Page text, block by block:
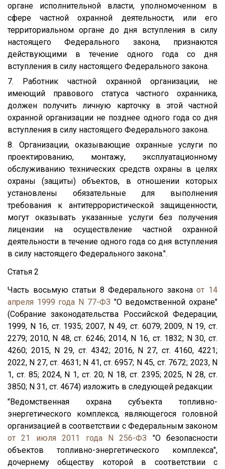
органе исполнительной власти, уполномоченном в
сфере частной охранной деятельности, или его
территориальном органе до дня вступления в силу
настоящего Федерального закона, признаются
действующими в течение одного года со дня
вступления в силу настоящего Федерального закона.
7. Работник частной охранной организации, не
имеющий правового статуса частного охранника,
должен получить личную карточку в этой частной
охранной организации не позднее одного года со дня
вступления в силу настоящего Федерального закона.
8. Организации, оказывающие охранные услуги по
проектированию, монтажу, эксплуатационному
обслуживанию технических средств охраны в целях
охраны (защиты) объектов, в отношении которых
установлены обязательные для выполнения
требования к антитеррористической защищенности,
могут оказывать указанные услуги без получения
лицензии на осуществление частной охранной
деятельности в течение одного года со дня вступления
в силу настоящего Федерального закона.".
Статья 2
Часть восьмую статьи 8 Федерального законаот 14
апреля 1999 года N 77-ФЗ "О ведомственной охране"
(Собрание законодательства Российской Федерации,
1999, N 16, ст. 1935; 2007, N 49, ст. 6079; 2009, N 19, ст.
2279; 2010, N 48, ст. 6246; 2014, N 16, ст. 1832; N 30, ст.
4260; 2015, N 29, ст. 4342; 2016, N 27, ст. 4160, 4221;
2022, N 27, ст. 4631; N 41, ст. 6957; N 45, ст. 7672; 2023, N
1, ст. 85; 2024, N 1, ст. 20; N 18, ст. 2395; 2025, N 28, ст.
3850; N 31, ст. 4674) изложить в следующей редакции:
"Ведомственная охрана субъекта топливно-
энергетического комплекса, являющегося головной
организацией в соответствии с Федеральным законом
от 21 июля 2011 года N 256-ФЗ "О безопасности
объектов топливно-энергетического комплекса",
дочернему обществу которой в соответствии с